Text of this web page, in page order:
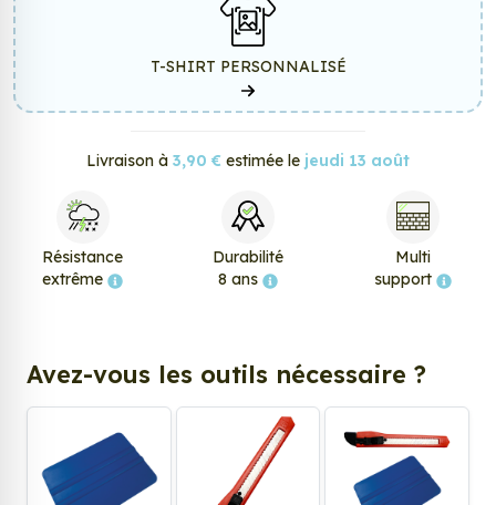
T-SHIRT PERSONNALISÉ
Livraison à 3,90 € estimée le jeudi 13 août
Résistance
extrême
Durabilité
8 ans
Multi
support
Avez-vous les outils nécessaire ?